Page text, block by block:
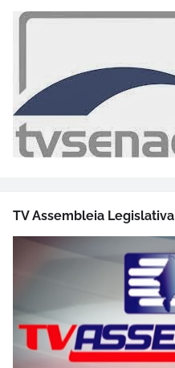
TV Assembleia Legislativa